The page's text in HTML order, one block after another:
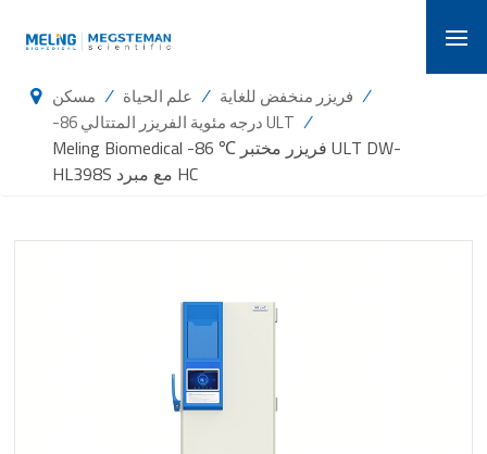
مسكن / علم الحياة / فريزر منخفض للغاية /
-86 درجه مئوية الفريزر المتتالي ULT /
Meling Biomedical -86 ℃ فريزر مختبر ULT DW-
HL398S مع مبرد HC